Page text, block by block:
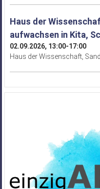
Haus der
aufwachsen in Kita,
02.09.2026, 13:00-17:00
Haus der Wissenschaft,